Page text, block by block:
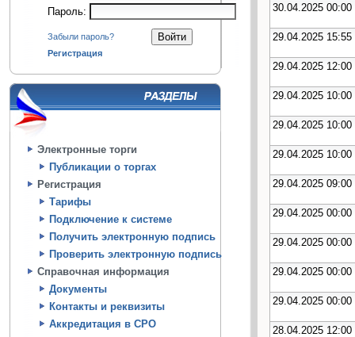
Пароль:
Забыли пароль?
Регистрация
Электронные торги
Публикации о торгах
Регистрация
Тарифы
Подключение к системе
Получить электронную подпись
Проверить электронную подпись
Справочная информация
Документы
Контакты и реквизиты
Аккредитация в СРО
30.04.2025 00:00
29.04.2025 15:55
29.04.2025 12:00
29.04.2025 10:00
29.04.2025 10:00
29.04.2025 10:00
29.04.2025 09:00
29.04.2025 00:00
29.04.2025 00:00
29.04.2025 00:00
29.04.2025 00:00
28.04.2025 12:00